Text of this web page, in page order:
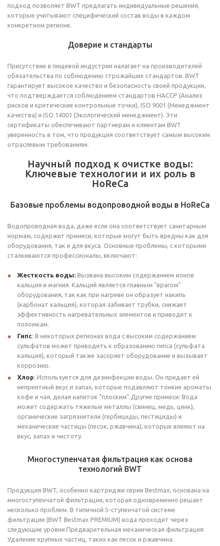
подход позволяет BWT предлагать индивидуальные решения,
которые учитывают специфический состав воды в каждом
конкретном регионе.
Доверие и стандарты
Присутствие в пищевой индустрии налагает на производителей
обязательства по соблюдению строжайших стандартов. BWT
гарантирует высокое качество и безопасность своей продукции,
что подтверждается соблюдением стандартов HACCP (Анализ
рисков и критические контрольные точки), ISO 9001 (Менеджмент
качества) и ISO 14001 (Экологический менеджмент). Эти
сертификаты обеспечивают партнерам и клиентам BWT
уверенность в том, что продукция соответствует самым высоким
отраслевым требованиям.
Научный подход к очистке воды:
Ключевые технологии и их роль в
HoReCa
Базовые проблемы водопроводной воды в HoReCa
Водопроводная вода, даже если она соответствует санитарным
нормам, содержит примеси, которые могут быть вредны как для
оборудования, так и для вкуса. Основные проблемы, с которыми
сталкиваются профессионалы, включают:
Жесткость воды: Вызвана высоким содержанием ионов
кальция и магния. Кальций является главным "врагом"
оборудования, так как при нагреве он образует накипь
(карбонат кальция), которая забивает трубки, снижает
эффективность нагревательных элементов и приводит к
поломкам.
Гипс: В некоторых регионах вода с высоким содержанием
сульфатов может приводить к образованию гипса (сульфата
кальция), который также засоряет оборудование и вызывает
коррозию.
Хлор: Используется для дезинфекции воды. Он придает ей
неприятный вкус и запах, которые подавляют тонкие ароматы
кофе и чая, делая напиток "плоским".Другие примеси: Вода
может содержать тяжелые металлы (свинец, медь, цинк),
органические загрязнители (гербициды, пестициды) и
механические частицы (песок, ржавчина), которые влияют на
вкус, запах и чистоту.
Многоступенчатая фильтрация как основа
технологий BWT
Продукция BWT, особенно картриджи серии Bestmax, основана на
многоступенчатой фильтрации, которая одновременно решает
несколько проблем. В типичной 5-ступенчатой системе
фильтрации (BWT Bestmax PREMIUM) вода проходит через
следующие уровни:Предварительная механическая фильтрация:
Удаление крупных частиц, таких как песок и ржавчина.